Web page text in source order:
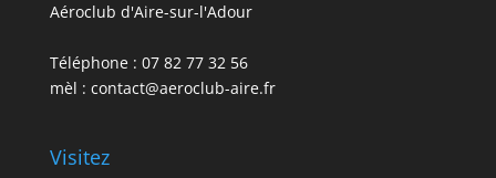
Aéroclub d'Aire-sur-l'Adour
Téléphone : 07 82 77 32 56
mèl : contact@aeroclub-aire.fr
Visitez